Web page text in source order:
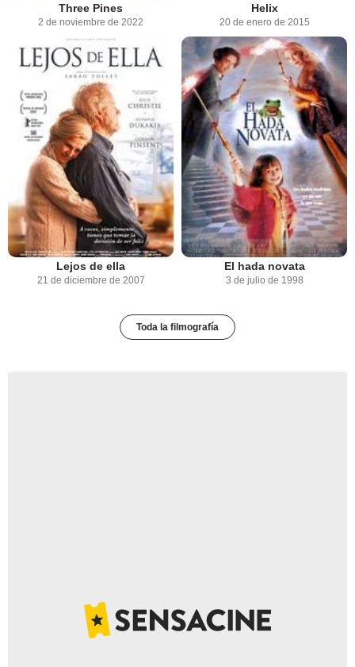
Three Pines
2 de noviembre de 2022
Helix
20 de enero de 2015
Lejos de ella
21 de diciembre de 2007
El hada novata
3 de julio de 1998
Toda la filmografía